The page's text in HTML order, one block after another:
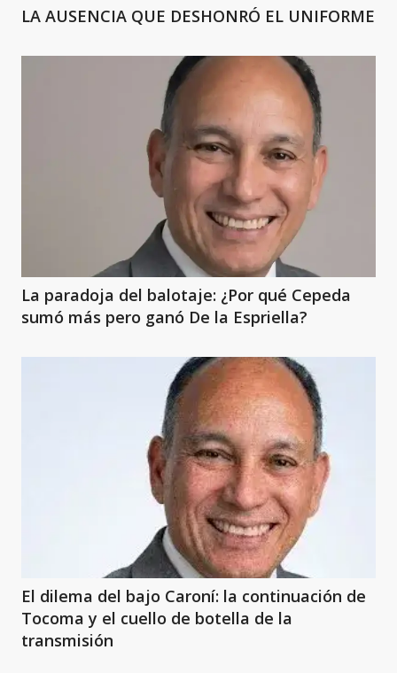
LA AUSENCIA QUE DESHONRÓ EL UNIFORME
La paradoja del balotaje: ¿Por qué Cepeda
sumó más pero ganó De la Espriella?
El dilema del bajo Caroní: la continuación de
Tocoma y el cuello de botella de la
transmisión